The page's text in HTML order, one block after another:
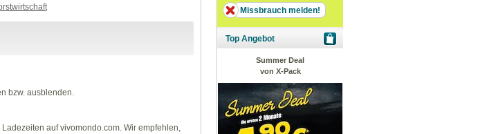
bzw. ausblenden.
auf vivomondo.com. Wir empfehlen,
Missbrauch melden!
Top Angebot
Summer Deal
von X-Pack